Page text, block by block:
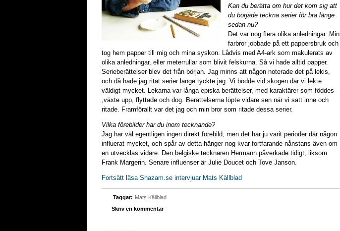
Kan du berätta om hur det kom sig att
du började teckna serier för bra länge
sedan nu?
Det var nog flera olika anledningar. Min
farbror jobbade på ett pappersbruk och
tog hem papper till mig och mina syskon. Lådvis med A4-ark som makulerats av
olika anledningar, eller meterrullar som blivit felskurna. Så vi hade alltid papper.
Serieberättelser blev det från början. Jag minns att någon noterade det på lekis,
och då hade jag ritat serier länge tyckte jag. Vi bodde vid skogen där vi lekte
väldigt mycket. Lekarna var långa episka berättelser, med karaktärer som föddes
,växte upp, flyttade och dog. Berättelserna löpte vidare sen när vi satt inne och
ritade. Framförallt var det jag och min bror som ritade dessa serier.
Vilka förebilder har du inom tecknande?
Jag har väl egentligen ingen direkt förebild, men det har ju varit perioder där någon
influerat mycket, och spår av detta hänger nog kvar fortfarande nånstans även om
en utvecklas vidare. Den belgiske tecknaren Hermann påverkade tidigt, liksom
Frank Margerin. Senare influenser är Julie Doucet och Tove Janson.
Fortsätt läsa Shazam.se intervjuar Mats Källblad
Taggar: Mats Källblad
Skriv en kommentar